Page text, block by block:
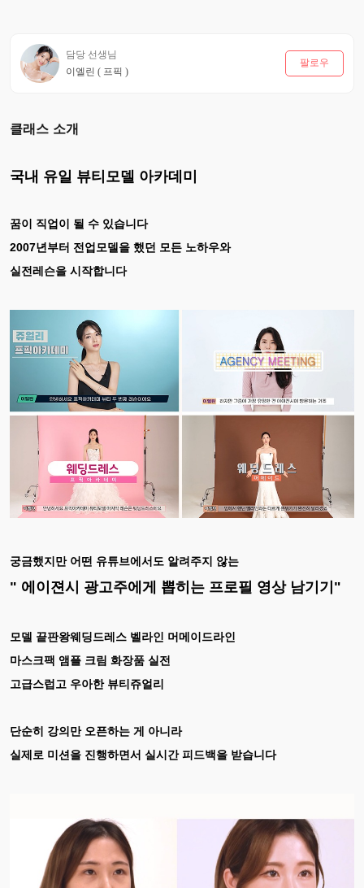
담당 선생님
이엘린 ( 프픽 )
팔로우
클래스 소개
국내 유일 뷰티모델 아카데미
꿈이 직업이 될 수 있습니다
2007년부터 전업모델을 했던 모든 노하우와
실전레슨을 시작합니다
궁금했지만 어떤 유튜브에서도 알려주지 않는
" 에이젼시 광고주에게 뽑히는 프로필 영상 남기기"
모델 끝판왕웨딩드레스 벨라인 머메이드라인
마스크팩 앰플 크림 화장품 실전
고급스럽고 우아한 뷰티쥬얼리
단순히 강의만 오픈하는 게 아니라
실제로 미션을 진행하면서 실시간 피드백을 받습니다